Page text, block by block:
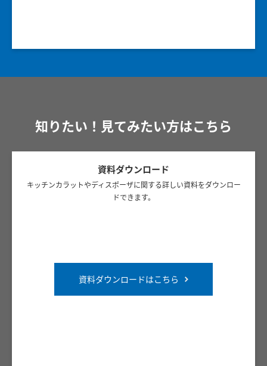
知りたい！見てみたい方はこちら
資料ダウンロード
キッチンカラットやディスポーザに関する詳しい資料をダウンロー
ドできます。
資料ダウンロードはこちら